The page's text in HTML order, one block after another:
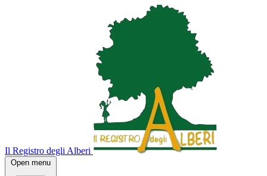
Il Registro degli Alberi
Open menu